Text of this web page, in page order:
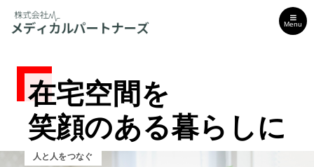
Menu
在宅空間を
笑顔のある暮らしに
人と人をつなぐ
在宅空間を
笑顔のある暮らしに
人と人をつなぐ
在宅空間を
笑顔のある暮らしに
人と人をつなぐ